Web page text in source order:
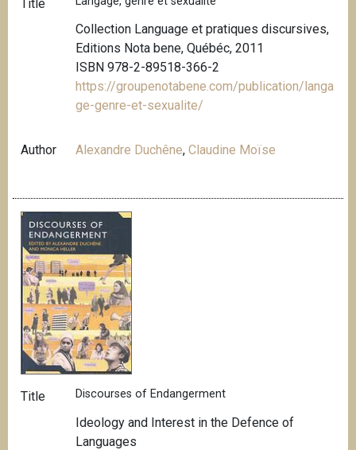
Title
Collection Language et pratiques discursives,
Editions Nota bene, Québéc, 2011
ISBN 978-2-89518-366-2
https://groupenotabene.com/publication/langa
ge-genre-et-sexualite/
Author Alexandre Duchêne,Claudine Moïse
Title Discourses of Endangerment
Ideology and Interest in the Defence of
Languages